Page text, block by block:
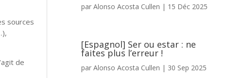
sources
de
par Alonso Acosta Cullen | 15 Déc 2025
[Espagnol] Ser ou estar : ne
faites plus l’erreur !
par Alonso Acosta Cullen | 30 Sep 2025